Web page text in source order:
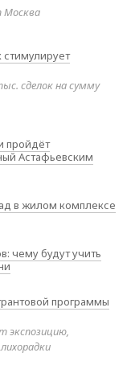
Москва
сделок на сумму
пройдёт
Астафьевским
в жилом комплексе
чему будут учить
программы
экспозицию,